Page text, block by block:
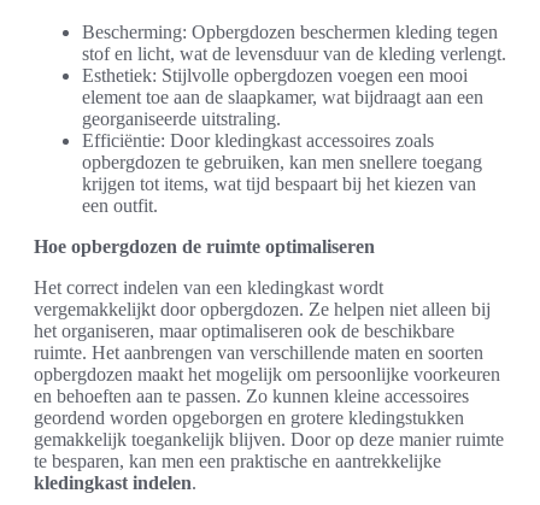
Bescherming: Opbergdozen beschermen kleding tegen
stof en licht, wat de levensduur van de kleding verlengt.
Esthetiek: Stijlvolle opbergdozen voegen een mooi
element toe aan de slaapkamer, wat bijdraagt aan een
georganiseerde uitstraling.
Efficiëntie: Door kledingkast accessoires zoals
opbergdozen te gebruiken, kan men snellere toegang
krijgen tot items, wat tijd bespaart bij het kiezen van
een outfit.
Hoe opbergdozen de ruimte optimaliseren
Het correct indelen van een kledingkast wordt
vergemakkelijkt door opbergdozen. Ze helpen niet alleen bij
het organiseren, maar optimaliseren ook de beschikbare
ruimte. Het aanbrengen van verschillende maten en soorten
opbergdozen maakt het mogelijk om persoonlijke voorkeuren
en behoeften aan te passen. Zo kunnen kleine accessoires
geordend worden opgeborgen en grotere kledingstukken
gemakkelijk toegankelijk blijven. Door op deze manier ruimte
te besparen, kan men een praktische en aantrekkelijke
kledingkast indelen.